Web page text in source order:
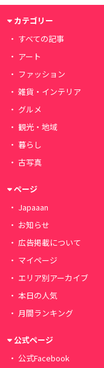
カテゴリー
すべての記事
アート
ファッション
雑貨・インテリア
グルメ
観光・地域
暮らし
古写真
ページ
Japaaan
お知らせ
広告掲載について
マイページ
エリア別アーカイブ
本日の人気
月間ランキング
公式ページ
公式Facebook